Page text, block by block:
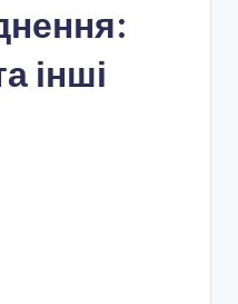
інші